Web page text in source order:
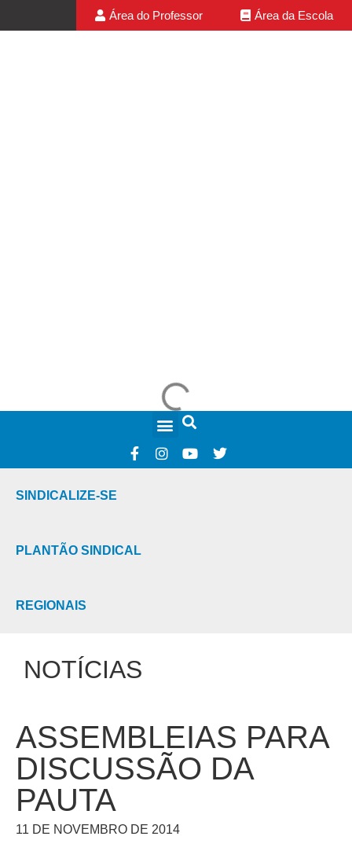
Área do Professor Área da Escola
SINDICALIZE-SE
PLANTÃO SINDICAL
REGIONAIS
NOTÍCIAS
ASSEMBLEIAS PARA
DISCUSSÃO DA
PAUTA
11 DE NOVEMBRO DE 2014